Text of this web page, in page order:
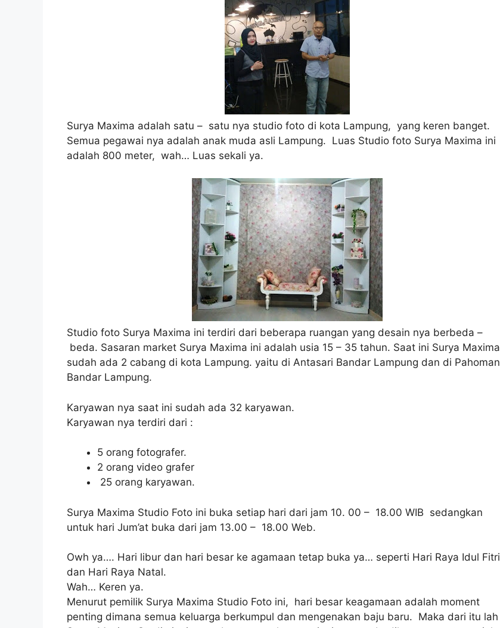
Surya Maxima adalah satu – satu nya studio foto di kota Lampung, yang keren banget.
Semua pegawai nya adalah anak muda asli Lampung. Luas Studio foto Surya Maxima ini
adalah 800 meter, wah… Luas sekali ya.
Studio foto Surya Maxima ini terdiri dari beberapa ruangan yang desain nya berbeda –
beda. Sasaran market Surya Maxima ini adalah usia 15 – 35 tahun. Saat ini Surya Maxima
sudah ada 2 cabang di kota Lampung. yaitu di Antasari Bandar Lampung dan di Pahoman
Bandar Lampung.
Karyawan nya saat ini sudah ada 32 karyawan.
Karyawan nya terdiri dari :
5 orang fotografer.
2 orang video grafer
25 orang karyawan.
Surya Maxima Studio Foto ini buka setiap hari dari jam 10. 00 – 18.00 WIB sedangkan
untuk hari Jum’at buka dari jam 13.00 – 18.00 Web.
Owh ya…. Hari libur dan hari besar ke agamaan tetap buka ya… seperti Hari Raya Idul Fitri
dan Hari Raya Natal.
Wah… Keren ya.
Menurut pemilik Surya Maxima Studio Foto ini, hari besar keagamaan adalah moment
penting dimana semua keluarga berkumpul dan mengenakan baju baru. Maka dari itu lah